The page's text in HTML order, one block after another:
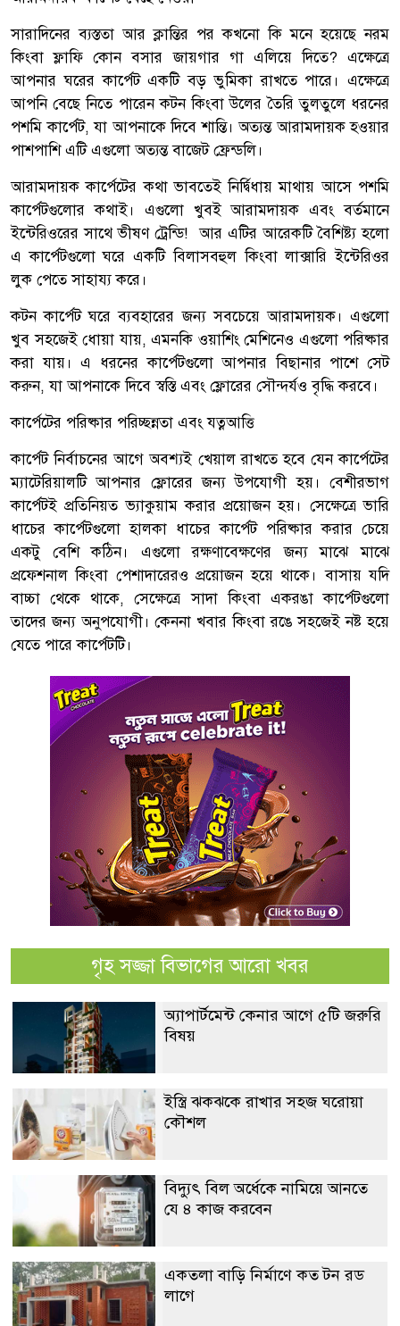
সারাদিনের ব্যস্ততা আর ক্লান্তির পর কখনো কি মনে হয়েছে নরম
কিংবা ফ্লাফি কোন বসার জায়গার গা এলিয়ে দিতে? এক্ষেত্রে
আপনার ঘরের কার্পেট একটি বড় ভুমিকা রাখতে পারে। এক্ষেত্রে
আপনি বেছে নিতে পারেন কটন কিংবা উলের তৈরি তুলতুলে ধরনের
পশমি কার্পেট, যা আপনাকে দিবে শান্তি। অত্যন্ত আরামদায়ক হওয়ার
পাশপাশি এটি এগুলো অত্যন্ত বাজেট ফ্রেন্ডলি।
আরামদায়ক কার্পেটের কথা ভাবতেই নির্দ্বিধায় মাথায় আসে পশমি
কার্পেটগুলোর কথাই। এগুলো খুবই আরামদায়ক এবং বর্তমানে
ইন্টেরিওরের সাথে ভীষণ ট্রেন্ডি! আর এটির আরেকটি বৈশিষ্ট্য হলো
এ কার্পেটগুলো ঘরে একটি বিলাসবহুল কিংবা লাক্সারি ইন্টেরিওর
লুক পেতে সাহায্য করে।
কটন কার্পেট ঘরে ব্যবহারের জন্য সবচেয়ে আরামদায়ক। এগুলো
খুব সহজেই ধোয়া যায়, এমনকি ওয়াশিং মেশিনেও এগুলো পরিষ্কার
করা যায়। এ ধরনের কার্পেটগুলো আপনার বিছানার পাশে সেট
করুন, যা আপনাকে দিবে স্বস্তি এবং ফ্লোরের সৌন্দর্যও বৃদ্ধি করবে।
কার্পেটের পরিষ্কার পরিচ্ছন্নতা এবং যত্নআত্তি
কার্পেট নির্বাচনের আগে অবশ্যই খেয়াল রাখতে হবে যেন কার্পেটের
ম্যাটেরিয়ালটি আপনার ফ্লোরের জন্য উপযোগী হয়। বেশীরভাগ
কার্পেটই প্রতিনিয়ত ভ্যাকুয়াম করার প্রয়োজন হয়। সেক্ষেত্রে ভারি
ধাচের কার্পেটগুলো হালকা ধাচের কার্পেট পরিষ্কার করার চেয়ে
একটু বেশি কঠিন। এগুলো রক্ষণাবেক্ষণের জন্য মাঝে মাঝে
প্রফেশনাল কিংবা পেশাদারেরও প্রয়োজন হয়ে থাকে। বাসায় যদি
বাচ্চা থেকে থাকে, সেক্ষেত্রে সাদা কিংবা একরঙা কার্পেটগুলো
তাদের জন্য অনুপযোগী। কেননা খবার কিংবা রঙে সহজেই নষ্ট হয়ে
যেতে পারে কার্পেটটি।
গৃহ সজ্জা বিভাগের আরো খবর
অ্যাপার্টমেন্ট কেনার আগে ৫টি জরুরি
বিষয়
ইস্ত্রি ঝকঝকে রাখার সহজ ঘরোয়া
কৌশল
বিদ্যুৎ বিল অর্ধেকে নামিয়ে আনতে
যে ৪ কাজ করবেন
একতলা বাড়ি নির্মাণে কত টন রড
লাগে